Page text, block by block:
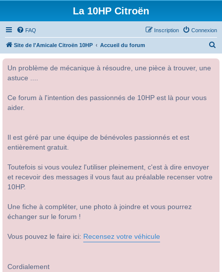
La 10HP Citroën
FAQ Connexion
Inscription
Site de l'Amicale Citroën 10HP Accueil du forum
Un problème de mécanique à résoudre, une pièce à trouver, une
astuce ....
Ce forum à l'intention des passionnés de 10HP est là pour vous
aider.
Il est géré par une équipe de bénévoles passionnés et est
entièrement gratuit.
Toutefois si vous voulez l'utiliser pleinement, c'est à dire envoyer
et recevoir des messages il vous faut au préalable recenser votre
10HP.
Une fiche à compléter, une photo à joindre et vous pourrez
échanger sur le forum !
Vous pouvez le faire ici: Recensez votre véhicule
Cordialement